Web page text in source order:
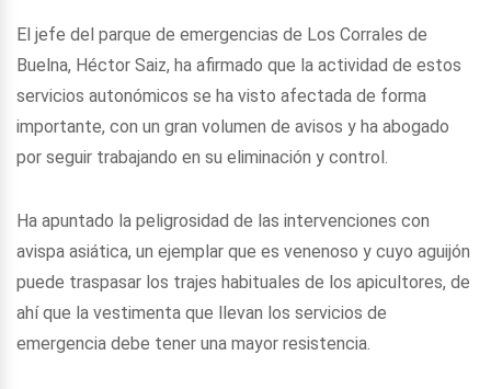
El jefe del parque de emergencias de Los Corrales de
Buelna, Héctor Saiz, ha afirmado que la actividad de estos
servicios autonómicos se ha visto afectada de forma
importante, con un gran volumen de avisos y ha abogado
por seguir trabajando en su eliminación y control.
Ha apuntado la peligrosidad de las intervenciones con
avispa asiática, un ejemplar que es venenoso y cuyo aguijón
puede traspasar los trajes habituales de los apicultores, de
ahí que la vestimenta que llevan los servicios de
emergencia debe tener una mayor resistencia.